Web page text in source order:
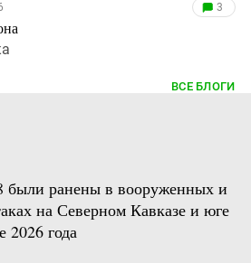
3
ВСЕ БЛОГИ
были ранены в вооруженных и
на Северном Кавказе и юге
2026 года